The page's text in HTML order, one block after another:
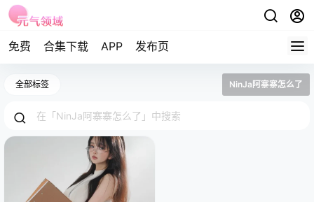
免费 合集下载 APP 发布页
全部标签 NinJa阿寨寨怎么了